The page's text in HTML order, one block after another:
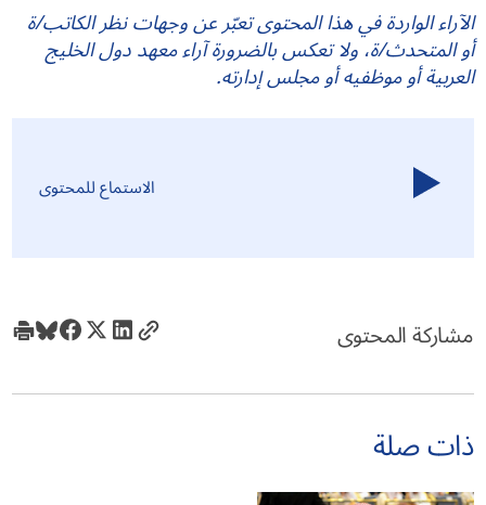
الآراء الواردة في هذا المحتوى تعبّر عن وجهات نظر الكاتب/ة
أو المتحدث/ة، ولا تعكس بالضرورة آراء معهد دول الخليج
العربية أو موظفيه أو مجلس إدارته.
الاستماع للمحتوى
مشاركة المحتوى
ذات صلة